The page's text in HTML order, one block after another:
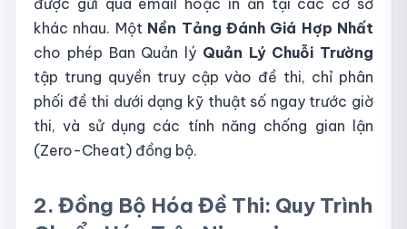
khác nhau. Một Nền Tảng Đánh Giá Hợp Nhất
cho phép Ban Quản lý Quản Lý Chuỗi Trường
tập trung quyền truy cập vào đề thi, chỉ phân
phối đề thi dưới dạng kỹ thuật số ngay trước giờ
thi, và sử dụng các tính năng chống gian lận
(Zero-Cheat) đồng bộ.
2. Đồng Bộ Hóa Đề Thi: Quy Trình